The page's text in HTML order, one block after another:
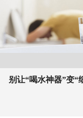
别让“喝水神器”变“